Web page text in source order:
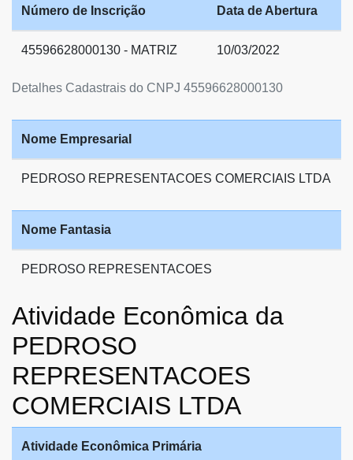
Detalhes Cadastrais do CNPJ 45596628000130
Número de Inscrição Data de Abertura
45596628000130 - MATRIZ 10/03/2022
Nome Empresarial
PEDROSO REPRESENTACOES COMERCIAIS LTDA
Nome Fantasia
PEDROSO REPRESENTACOES
Atividade Econômica da
PEDROSO
REPRESENTACOES
COMERCIAIS LTDA
Atividade Econômica Primária